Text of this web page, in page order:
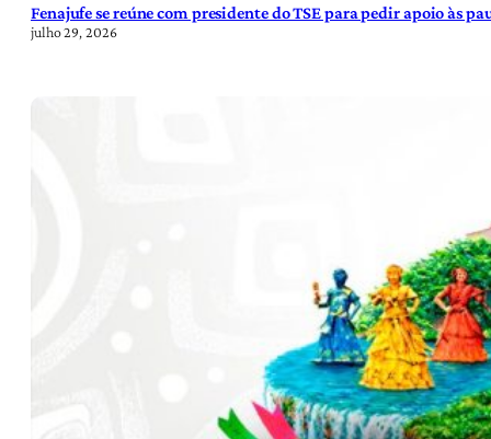
Fenajufe se reúne com presidente do TSE para pedir apoio às
julho 29, 2026